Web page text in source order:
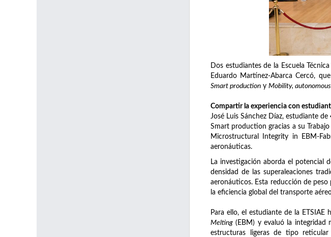
Dos estudiantes de la Escuela
Eduardo Martínez-Abarca Cercó,
Smart production y Mobility,
Compartir la experiencia con
José Luis Sánchez Díaz, estudiante
Smart production gracias a su
Microstructural Integrity in EBM-
aeronáuticas.
La investigación aborda el potencial
densidad de las superaleaciones
aeronáuticos. Esta reducción de
la eficiencia global del transporte
Para ello, el estudiante de la
Melting (EBM) y evaluó la integridad
estructuras ligeras de tipo reticular